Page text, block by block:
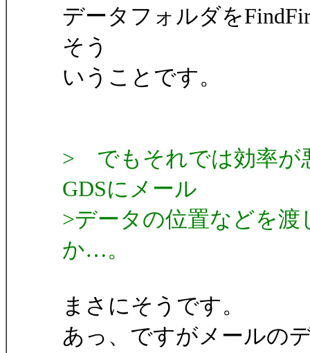
データフォルダを
そう
いうことです。
> でもそれでは効率が
GDSにメール
>データの位置などを
か…。
まさにそうです。
あっ、ですがメールの